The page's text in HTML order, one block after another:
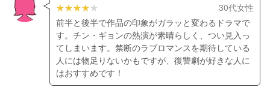
30代女性
前半と後半で作品の印象がガラッと変わるドラマで
す。チン・ギョンの熱演が素晴らしく、つい見入っ
てしまいます。禁断のラブロマンスを期待している
人には物足りないかもですが、復讐劇が好きな人に
はおすすめです！